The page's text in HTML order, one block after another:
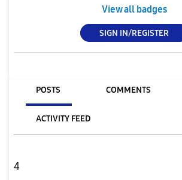
View all badges
SIGN IN/REGISTER
POSTS COMMENTS
ACTIVITY FEED
4